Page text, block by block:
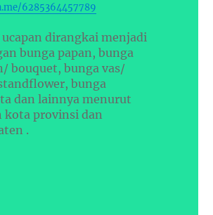
6285364457789
ucapan dirangkai menjadi
bunga papan, bunga
bouquet, bunga vas/
bunga
dan lainnya menurut
kota provinsi dan
.